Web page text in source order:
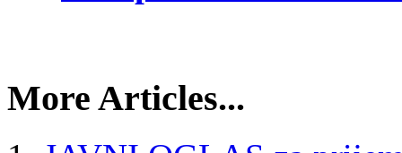
More Articles...